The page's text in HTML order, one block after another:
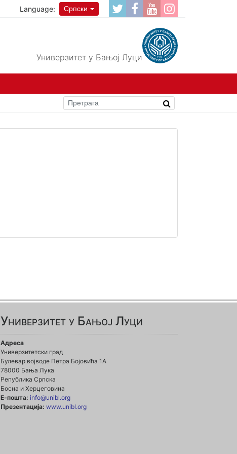
Language: Српски
Универзитет у Бањој Луци
Универзитет у Бањој Луци
Адреса
Универзитетски град
Булевар војводе Петра Бојовића 1А
78000 Бања Лука
Република Српска
Босна и Херцеговина
Е-пошта: info@unibl.org
Презентација: www.unibl.org